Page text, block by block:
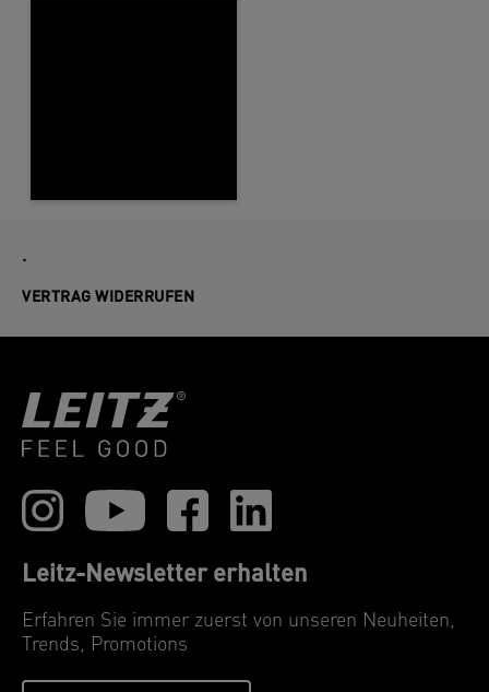
.
VERTRAG WIDERRUFEN
Leitz-Newsletter erhalten
Erfahren Sie immer zuerst von unseren Neuheiten,
Trends, Promotions